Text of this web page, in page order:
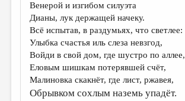
ДАЙДЖЕСТ
ПРОИЗВЕДЕНИЯ
ПЕРЕВОДЫ
КОНКУРСЫ
ДЕТСКАЯ КОМНАТА
Венерой и изгибом силуэта
Дианы, лук держащей начеку.
Всё испытав, в раздумьях, что светлее:
Улыбка счастья иль слеза невзгод,
Войди в свой дом, где шустро по аллее,
Еловым шишкам потерявшей счёт,
Малиновка скакнёт, где лист, ржавея,
Обрывком сохлым наземь упадёт.